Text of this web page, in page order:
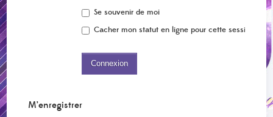
Se souvenir de moi
Cacher mon statut en ligne pour cette session
M’enregistrer